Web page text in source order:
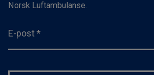
Norsk Luftambulanse.
E-post *